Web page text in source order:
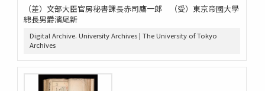
（差）文部大臣官房秘書課長赤司鷹一郎 （受）東京帝國大學
總長男爵濱尾新
Digital Archive. University Archives | The University of Tokyo
Archives